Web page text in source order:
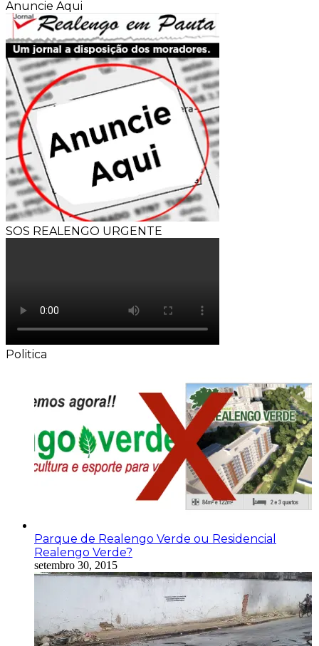
Anuncie Aqui
SOS REALENGO URGENTE
Politica
Parque de Realengo Verde ou Residencial
Realengo Verde?
setembro 30, 2015